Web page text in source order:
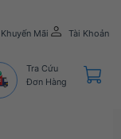
Khuyến Mãi Tài Khoản
Tra Cứu
Đơn Hàng